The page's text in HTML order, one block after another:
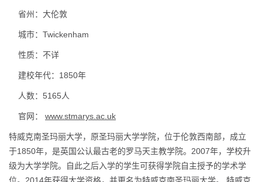
省州：大伦敦
城市： Twickenham
性质：不详
建校年代： 1850年
人数： 5165人
官网： www.stmarys.ac.uk
特威克南圣玛丽大学，原圣玛丽大学学院，位于伦敦西南部，成立
于1850年，是英国公认最古老的罗马天主教学院。 2007年，学校升
级为大学学院。自此之后入学的学生可获得学院自主授予的学术学